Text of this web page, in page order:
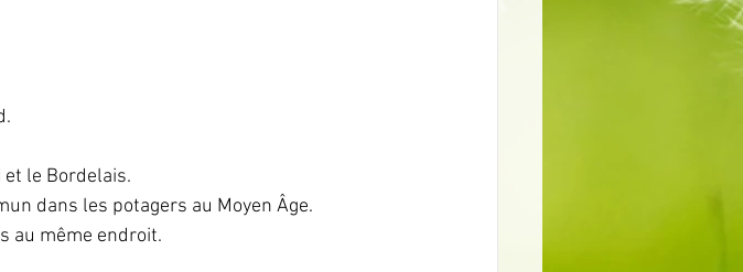
le Bordelais.
dans les potagers au Moyen Âge.
au même endroit.